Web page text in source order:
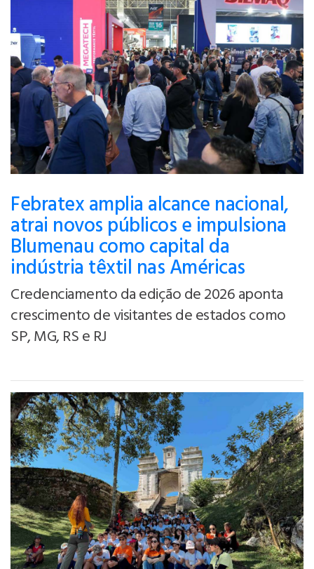
Febratex amplia alcance nacional,
atrai novos públicos e impulsiona
Blumenau como capital da
indústria têxtil nas Américas
Credenciamento da edição de 2026 aponta
crescimento de visitantes de estados como
SP, MG, RS e RJ